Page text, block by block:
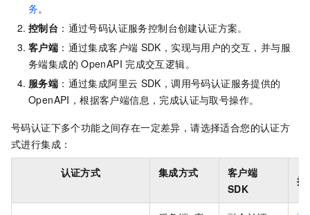
务。
控制台 ：通过号码认证服务控制台创建认证方案。
客户端 ：通过集成客户端 SDK，实现与用户的交互，并与服
务端集成的 OpenAPI 完成交互逻辑。
服务端 ：通过集成阿里云 SDK，调用号码认证服务提供的
OpenAPI，根据客户端信息，完成认证与取号操作。
号码认证下多个功能之间存在一定差异，请选择适合您的认证方
式进行集成：
认证方式 集成方式
客户端
SDK
接